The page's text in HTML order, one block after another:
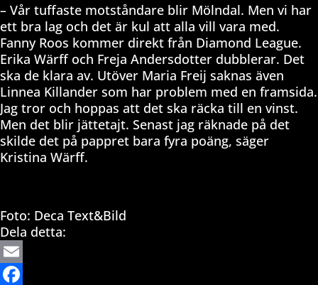
– Vår tuffaste motståndare blir Mölndal. Men vi har
ett bra lag och det är kul att alla vill vara med.
Fanny Roos kommer direkt från Diamond League.
Erika Wärff och Freja Andersdotter dubblerar. Det
ska de klara av. Utöver Maria Freij saknas även
Linnea Killander som har problem med en framsida.
Jag tror och hoppas att det ska räcka till en vinst.
Men det blir jättetajt. Senast jag räknade på det
skilde det på pappret bara fyra poäng, säger
Kristina Wärff.
Foto: Deca Text&Bild
Dela detta:
Email